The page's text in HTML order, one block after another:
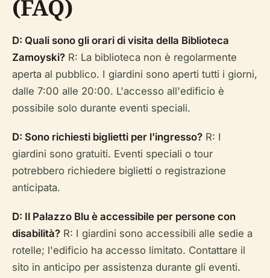
(FAQ)
D: Quali sono gli orari di visita della Biblioteca
Zamoyski? R: La biblioteca non è regolarmente
aperta al pubblico. I giardini sono aperti tutti i giorni,
dalle 7:00 alle 20:00. L'accesso all'edificio è
possibile solo durante eventi speciali.
D: Sono richiesti biglietti per l'ingresso? R: I
giardini sono gratuiti. Eventi speciali o tour
potrebbero richiedere biglietti o registrazione
anticipata.
D: Il Palazzo Blu è accessibile per persone con
disabilità? R: I giardini sono accessibili alle sedie a
rotelle; l'edificio ha accesso limitato. Contattare il
sito in anticipo per assistenza durante gli eventi.